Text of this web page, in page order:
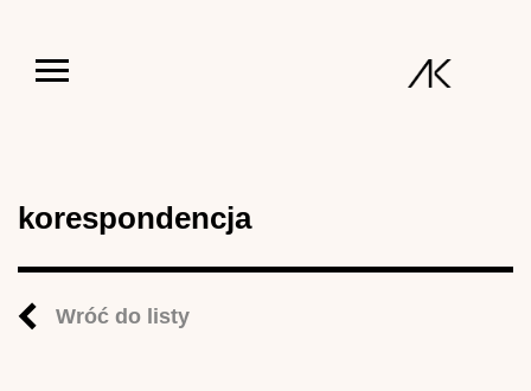
korespondencja
Wróć do listy